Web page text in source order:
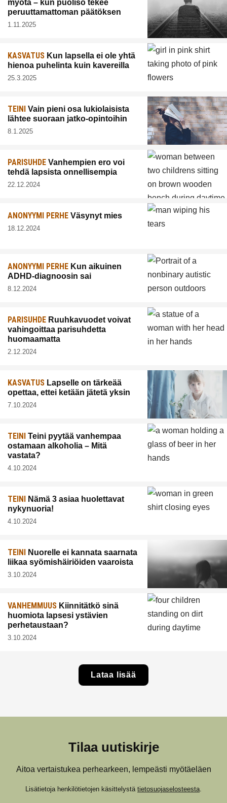
myötä – kun puoliso tekee
peruuttamattoman päätöksen
1.11.2025
KASVATUS Kun lapsella ei ole yhtä
hienoa puhelinta kuin kavereilla
25.3.2025
TEINI
Vain pieni osa lukiolaisista
lähtee suoraan jatko-opintoihin
8.1.2025
PARISUHDE Vanhempien ero voi
tehdä lapsista onnellisempia
22.12.2024
ANONYYMI PERHE Väsynyt mies
18.12.2024
ANONYYMI PERHE Kun aikuinen
ADHD-diagnoosin sai
8.12.2024
PARISUHDE Ruuhkavuodet voivat
vahingoittaa parisuhdetta
huomaamatta
2.12.2024
KASVATUS Lapselle on tärkeää
opettaa, ettei ketään jätetä yksin
7.10.2024
TEINI Teini pyytää vanhempaa
ostamaan alkoholia – Mitä
vastata?
4.10.2024
TEINI Nämä 3 asiaa huolettavat
nykynuoria!
4.10.2024
TEINI Nuorelle ei kannata saarnata
liikaa syömishäiriöiden vaaroista
3.10.2024
VANHEMMUUS Kiinnitätkö sinä
huomiota lapsesi ystävien
perhetaustaan?
3.10.2024
Lataa lisää
Tilaa uutiskirje
Aitoa vertaistukea perhearkeen, lempeästi myötäeläen
Lisätietoja henkilötietojen käsittelystä tietosuojaselosteesta